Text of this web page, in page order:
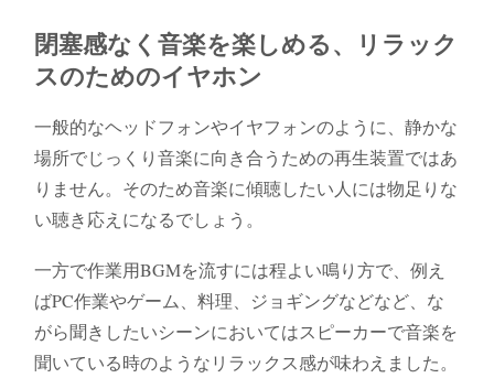
閉塞感なく音楽を楽しめる、リラック
スのためのイヤホン
一般的なヘッドフォンやイヤフォンのように、静かな
場所でじっくり音楽に向き合うための再生装置ではあ
りません。そのため音楽に傾聴したい人には物足りな
い聴き応えになるでしょう。
一方で作業用BGMを流すには程よい鳴り方で、例え
ばPC作業やゲーム、料理、ジョギングなどなど、な
がら聞きしたいシーンにおいてはスピーカーで音楽を
聞いている時のようなリラックス感が味わえました。